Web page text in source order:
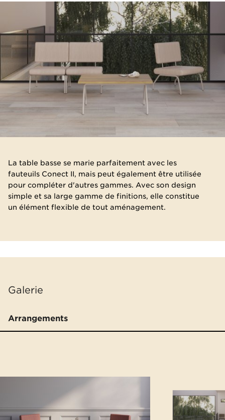
​La table basse se marie parfaitement avec les
fauteuils Conect II, mais peut également être utilisée
pour compléter d'autres gammes. Avec son design
simple et sa large gamme de finitions, elle constitue
un élément flexible de tout aménagement.​
Galerie
Arrangements